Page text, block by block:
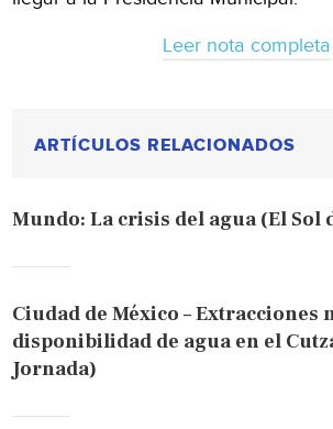
Leer nota completa
ARTÍCULOS RELACIONADOS
Mundo: La crisis del agua (El Sol
Ciudad de México – Extracciones
disponibilidad de agua en el
Jornada)